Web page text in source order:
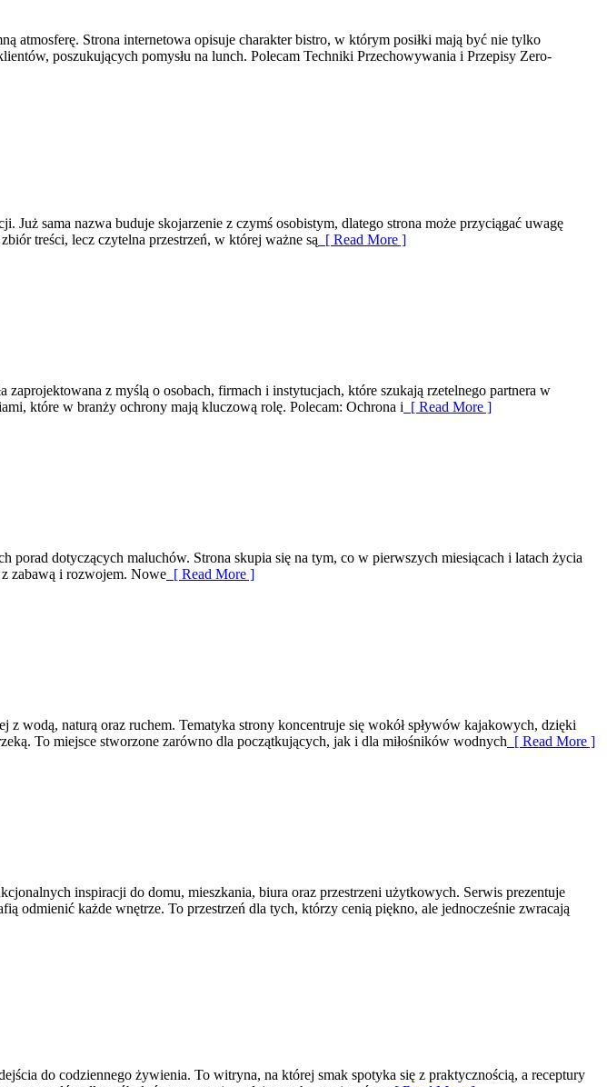
atmosferę. Strona internetowa opisuje charakter bistro, w którym posiłki mają być nie tylko
poszukujących pomysłu na lunch. Polecam Techniki Przechowywania i Przepisy Zero-
sama nazwa buduje skojarzenie z czymś osobistym, dlatego strona może przyciągać uwagę
treści, lecz czytelna przestrzeń, w której ważne są [ Read More ]
z myślą o osobach, firmach i instytucjach, które szukają rzetelnego partnera w
które w branży ochrony mają kluczową rolę. Polecam: Ochrona i [ Read More ]
dotyczących maluchów. Strona skupia się na tym, co w pierwszych miesiącach i latach życia
zabawą i rozwojem. Nowe [ Read More ]
naturą oraz ruchem. Tematyka strony koncentruje się wokół spływów kajakowych, dzięki
To miejsce stworzone zarówno dla początkujących, jak i dla miłośników wodnych [ Read More ]
inspiracji do domu, mieszkania, biura oraz przestrzeni użytkowych. Serwis prezentuje
odmienić każde wnętrze. To przestrzeń dla tych, którzy cenią piękno, ale jednocześnie zwracają
do codziennego żywienia. To witryna, na której smak spotyka się z praktycznością, a receptury